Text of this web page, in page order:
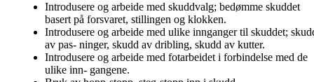
Introdusere og arbeide med skuddvalg; bedømme skuddet
basert på forsvaret, stillingen og klokken.
Introdusere og arbeide med ulike innganger til skuddet;
av pas- ninger, skudd av dribling, skudd av kutter.
Introdusere og arbeide med fotarbeidet i forbindelse med de
ulike inn- gangene.